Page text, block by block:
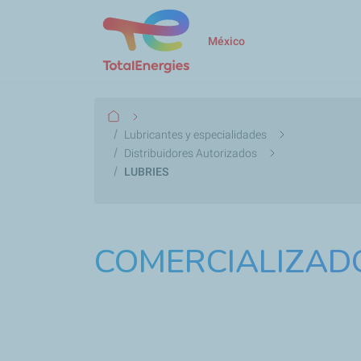
México
Ruta
de
navegación
Lubricantes y especialidades
Distribuidores Autorizados
LUBRIES